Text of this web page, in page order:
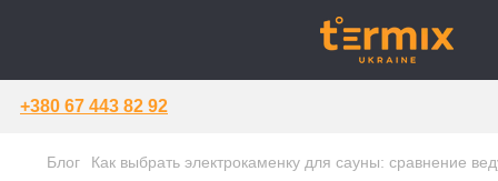
+380 67 443 82 92
Блог Как выбрать электрокаменку для сауны: сравнение